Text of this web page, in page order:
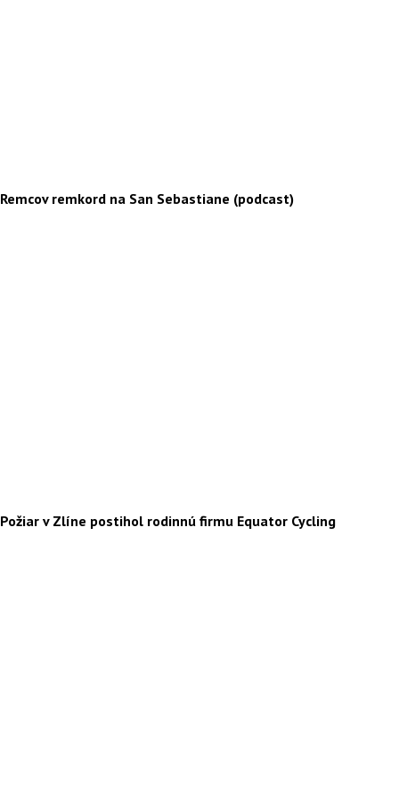
Remcov remkord na San Sebastiane (podcast)
Požiar v Zlíne postihol rodinnú firmu Equator Cycling